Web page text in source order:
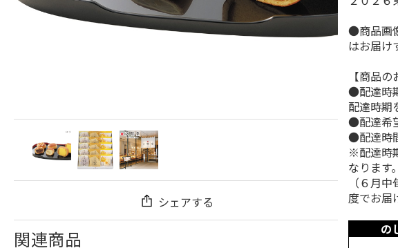
シェアする
関連商品
●商品画
はお届
【商品
●配達時
配達時期
●配達希
●配達時
※配達時
なります
（６月
度でお届
の